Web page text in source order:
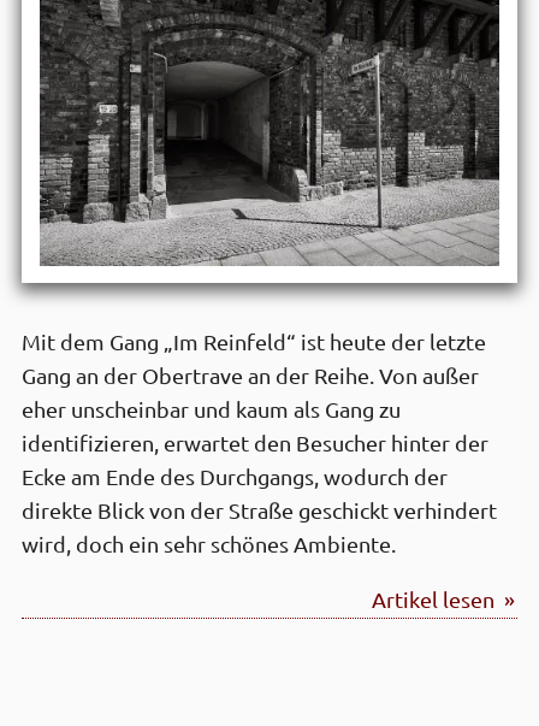
Mit dem Gang „Im Reinfeld“ ist heute der letzte
Gang an der Obertrave an der Reihe. Von außer
eher unscheinbar und kaum als Gang zu
identifizieren, erwartet den Besucher hinter der
Ecke am Ende des Durchgangs, wodurch der
direkte Blick von der Straße geschickt verhindert
wird, doch ein sehr schönes Ambiente.
Artikel lesen »